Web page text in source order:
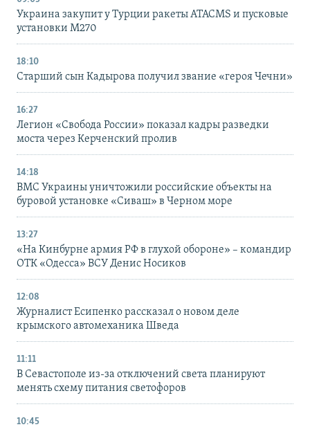
Украина закупит у Турции ракеты ATACMS и пусковые
установки M270
18:10
Старший сын Кадырова получил звание «героя Чечни»
16:27
Легион «Свобода России» показал кадры разведки
моста через Керченский пролив
14:18
ВМС Украины уничтожили российские объекты на
буровой установке «Сиваш» в Черном море
13:27
«На Кинбурне армия РФ в глухой обороне» – командир
ОТК «Одесса» ВСУ Денис Носиков
12:08
Журналист Есипенко рассказал о новом деле
крымского автомеханика Шведа
11:11
В Севастополе из-за отключений света планируют
менять схему питания светофоров
10:45